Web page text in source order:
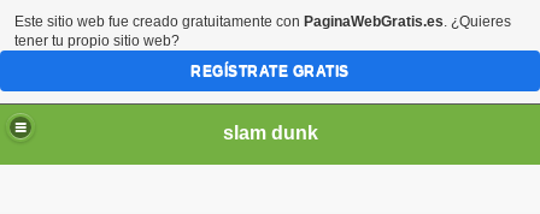
slam dunk
Este sitio web fue creado gratuitamente con PaginaWebGratis.es. ¿Quieres
tener tu propio sitio web?
REGÍSTRATE GRATIS